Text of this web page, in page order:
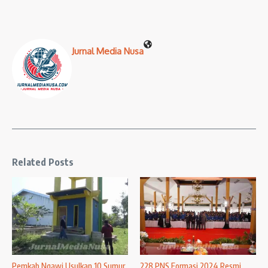
Jurnal Media Nusa
Related Posts
Pemkab Ngawi Usulkan 10 Sumur 228 PNS Formasi 2024 Resmi